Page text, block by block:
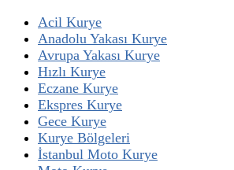
Acil Kurye
Anadolu Yakası Kurye
Avrupa Yakası Kurye
Hızlı Kurye
Eczane Kurye
Ekspres Kurye
Gece Kurye
Kurye Bölgeleri
İstanbul Moto Kurye